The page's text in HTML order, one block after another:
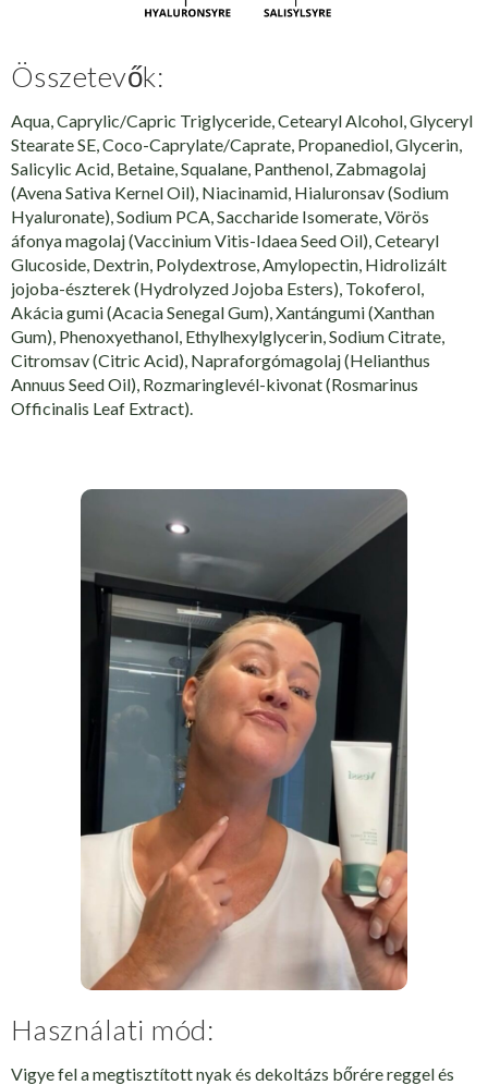
Összetevők:
Aqua, Caprylic/Capric Triglyceride, Cetearyl Alcohol, Glyceryl
Stearate SE, Coco-Caprylate/Caprate, Propanediol, Glycerin,
Salicylic Acid, Betaine, Squalane, Panthenol, Zabmagolaj
(Avena Sativa Kernel Oil), Niacinamid, Hialuronsav (Sodium
Hyaluronate), Sodium PCA, Saccharide Isomerate, Vörös
áfonya magolaj (Vaccinium Vitis-Idaea Seed Oil), Cetearyl
Glucoside, Dextrin, Polydextrose, Amylopectin, Hidrolizált
jojoba-észterek (Hydrolyzed Jojoba Esters), Tokoferol,
Akácia gumi (Acacia Senegal Gum), Xantángumi (Xanthan
Gum), Phenoxyethanol, Ethylhexylglycerin, Sodium Citrate,
Citromsav (Citric Acid), Napraforgómagolaj (Helianthus
Annuus Seed Oil), Rozmaringlevél-kivonat (Rosmarinus
Officinalis Leaf Extract).
Használati mód:
Vigye fel a megtisztított nyak és dekoltázs bőrére reggel és